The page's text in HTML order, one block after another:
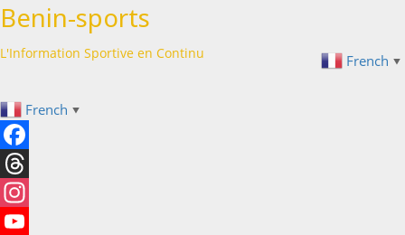
Passer
au
contenu
Benin-sports
L'Information Sportive en Continu French ▼
French ▼
Facebook
Threads
Instagram